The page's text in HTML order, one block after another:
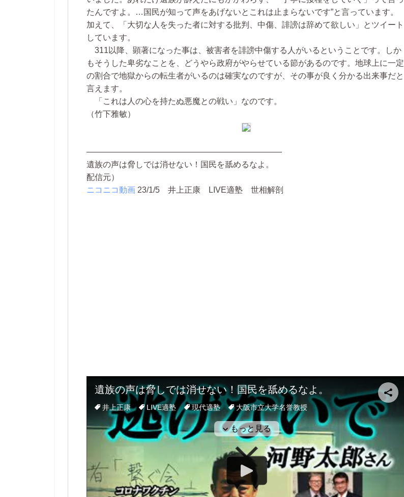
たんですよ。…国民が知って声をあげないとこれは止まらないです”と言っています。
加えて、「大切な人を失った者に対する批判、中傷、誹謗は辞めて欲しい」とツイート
しています。
311以降、顕著になった事は、被害者を誹謗中傷する人がいるということです。しか
もそうした卑劣なことを、どうやら政府がやらせている節があるのです。地球上に一定
の割合で地獄からの転生者がいるのは確実なのですが、その事が良く分かる出来事だと
言えます。
「これは人の心を持たぬ悪魔との戦い」なのです。
（竹下雅敏）
————————————————————————
遺族の声は脅しでは消せない！国民を舐めるなよ。
配信元）
ニコニコ動画 23/1/5 井上正康 LIVE適塾 世相解剖